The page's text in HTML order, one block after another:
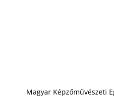
Magyar Képzőművészeti